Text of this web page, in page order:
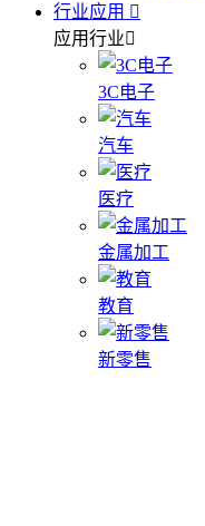
行业应用
应用行业
3C电子
汽车
医疗
金属加工
教育
新零售